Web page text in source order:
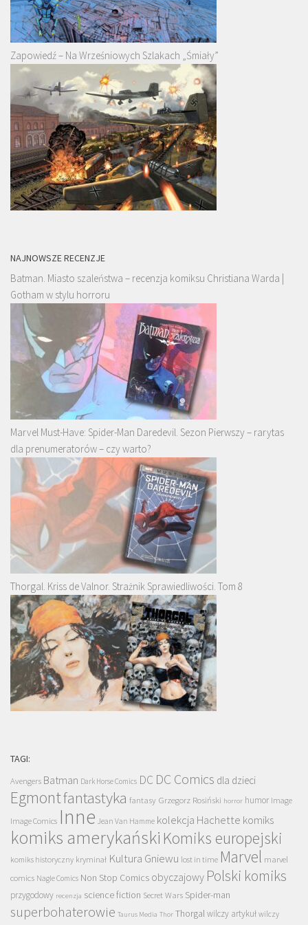
Zapowiedź – Na Wrześniowych Szlakach „Śmiały”
NAJNOWSZE RECENZJE
Batman. Miasto szaleństwa – recenzja komiksu Christiana Warda |
Gotham w stylu horroru
Marvel Must-Have: Spider-Man Daredevil. Sezon Pierwszy – rarytas
dla prenumeratorów – czy warto?
Thorgal. Kriss de Valnor. Strażnik Sprawiedliwości. Tom 8
TAGI:
Avengers Batman Dark Horse Comics DC DC Comics dla dzieci
Egmontfantastyka fantasy Grzegorz Rosiński horror humor Image
Image Comics Inne Jean Van Hamme kolekcja Hachette komiks
komiks amerykański Komiks europejski
komiks historyczny kryminał Kultura Gniewu lost in time Marvel marvel
comics Nagle Comics Non Stop Comics obyczajowy Polski komiks
przygodowy recenzja science fiction Secret Wars Spider-man
superbohaterowie Taurus Media Thor Thorgalwilczy artykuł wilczy